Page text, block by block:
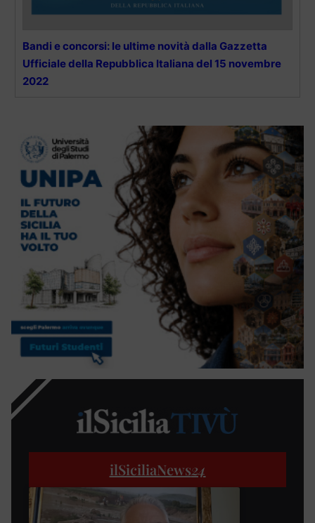
Bandi e concorsi: le ultime novità dalla Gazzetta
Ufficiale della Repubblica Italiana del 15 novembre
2022
ilSiciliaNews24